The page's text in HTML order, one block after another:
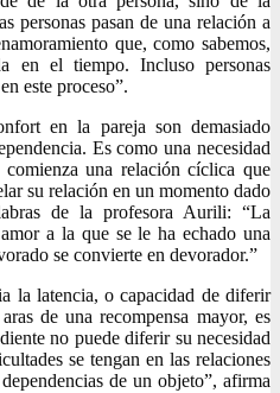
personas pasan de una relación a
que, como sabemos,
en el tiempo. Incluso personas
este proceso”.
en la pareja son demasiado
Es como una necesidad
una relación cíclica que
su relación en un momento dado
de la profesora Aurili: “La
a la que se le ha echado una
se convierte en devorador.”
la latencia, o capacidad de diferir
de una recompensa mayor, es
no puede diferir su necesidad
se tengan en las relaciones
de un objeto”, afirma